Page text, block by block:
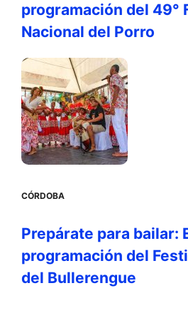
programación del 49°
Nacional del Porro
CÓRDOBA
Prepárate para bailar:
programación del
del Bullerengue